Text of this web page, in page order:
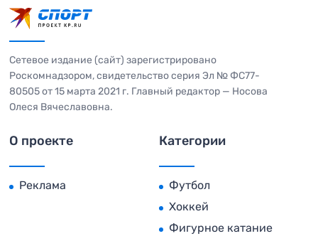
Сетевое издание (сайт) зарегистрировано
Роскомнадзором, свидетельство серия Эл № ФС77-
80505 от 15 марта 2021 г. Главный редактор — Носова
Олеся Вячеславовна.
О проекте
Реклама
Категории
Футбол
Хоккей
Фигурное катание